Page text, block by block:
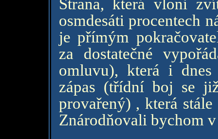
Strana, která vloni
osmdesáti procentech
je přímým
za dostatečné
omluvu), která i
zápas (třídní boj se
provařený) , která
Znárodňovali bychom